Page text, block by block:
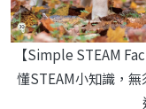
【Simple STEAM
懂STEAM小知識，